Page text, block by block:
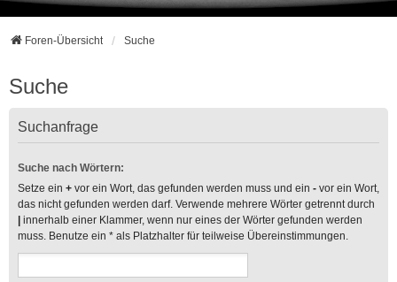
Foren-Übersicht Suche
Suche
Suchanfrage
Suche nach Wörtern:
Setze ein + vor ein Wort, das gefunden werden muss und ein - vor ein Wort,
das nicht gefunden werden darf. Verwende mehrere Wörter getrennt durch
innerhalb einer Klammer, wenn nur eines der Wörter gefunden werden
muss. Benutze ein * als Platzhalter für teilweise Übereinstimmungen.